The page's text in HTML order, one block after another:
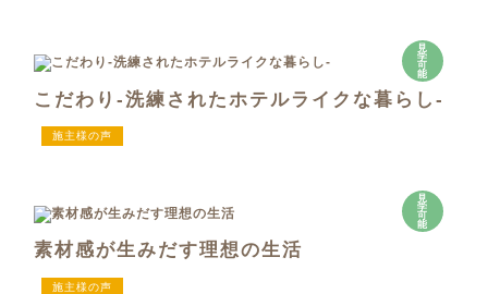
見
学
可
能
こだわり-洗練されたホテルライクな暮らし-
施主様の声
見
学
可
能
素材感が生みだす理想の生活
施主様の声